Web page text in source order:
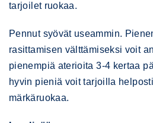
tarjoilet ruokaa.
Pennut syövät useammin.
rasittamisen välttämiseksi voit
pienempiä aterioita 3-4 kertaa
hyvin pieniä voit tarjoilla
märkäruokaa.